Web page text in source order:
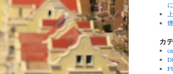
カ